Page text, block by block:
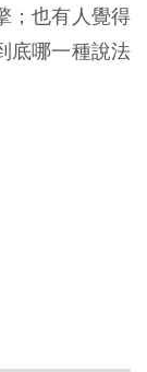
；也有人覺得
底哪一種說法